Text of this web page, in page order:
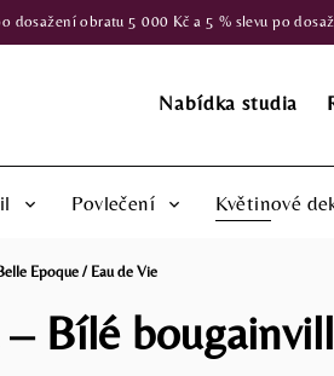
Nabídka studia
Povlečení Květinové
dosažení obratu 5 000 Kč a 5 % slevu po
Epoque / Eau de Vie
Bílé